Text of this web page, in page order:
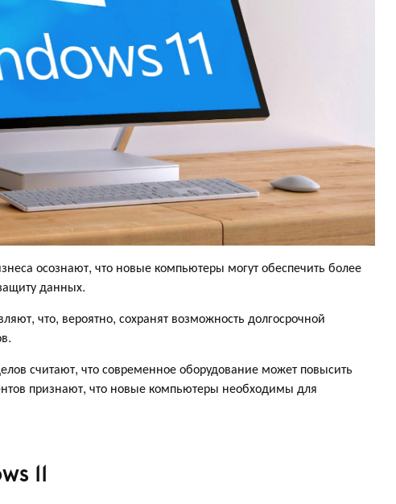
осознают, что новые компьютеры могут обеспечить более
данных.
что, вероятно, сохранят возможность долгосрочной
считают, что современное оборудование может повысить
признают, что новые компьютеры необходимы для
11